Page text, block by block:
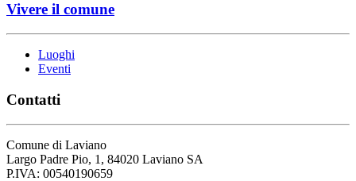
Vivere il comune
Luoghi
Eventi
Contatti
Comune di Laviano
Largo Padre Pio, 1, 84020 Laviano SA
P.IVA: 00540190659